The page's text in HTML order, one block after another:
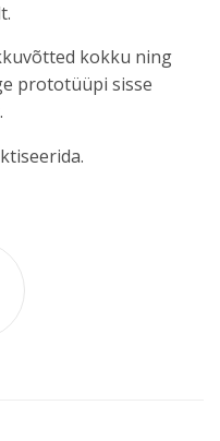
kokku ning
prototüüpi sisse